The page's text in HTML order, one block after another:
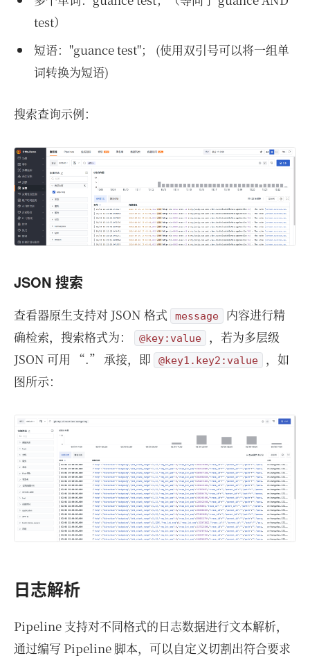
test）
短语："guance test"； (使用双引号可以将一组单
词转换为短语)
搜索查询示例：
JSON 搜索
查看器原生支持对 JSON 格式 message
内容进行精
确检索，搜索格式为：
@key:value
，若为多层级
JSON 可用 “.” 承接，即
@key1.key2:value
，如
图所示：
日志解析
Pipeline 支持对不同格式的日志数据进行文本解析，
通过编写 Pipeline 脚本，可以自定义切割出符合要求